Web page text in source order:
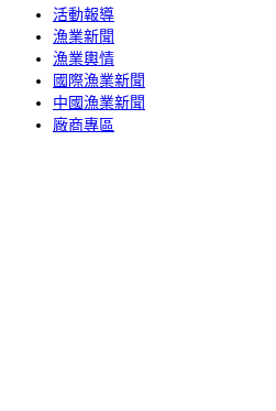
活動報導
漁業新聞
漁業輿情
國際漁業新聞
中國漁業新聞
廠商專區